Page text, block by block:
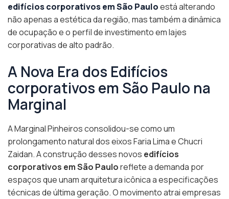
edifícios corporativos em São Pauloestá alterando
não apenas a estética da região, mas também a dinâmica
de ocupação e o perfil de investimento em lajes
corporativas de alto padrão.
A Nova Era dos Edifícios
corporativos em São Paulo na
Marginal
A Marginal Pinheiros consolidou-se como um
prolongamento natural dos eixos Faria Lima e Chucri
Zaidan. A construção desses novos edifícios
corporativos em São Pauloreflete a demanda por
espaços que unam arquitetura icônica a especificações
técnicas de última geração. O movimento atrai empresas